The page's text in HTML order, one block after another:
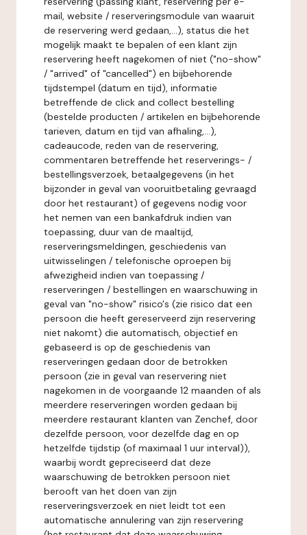
mail, website / reserveringsmodule van waaruit
de reservering werd gedaan,...), status die het
mogelijk maakt te bepalen of een klant zijn
reservering heeft nagekomen of niet ("no-show"
/ "arrived" of "cancelled") en bijbehorende
tijdstempel (datum en tijd), informatie
betreffende de click and collect bestelling
(bestelde producten / artikelen en bijbehorende
tarieven, datum en tijd van afhaling,...),
cadeaucode, reden van de reservering,
commentaren betreffende het reserverings- /
bestellingsverzoek, betaalgegevens (in het
bijzonder in geval van vooruitbetaling gevraagd
door het restaurant) of gegevens nodig voor
het nemen van een bankafdruk indien van
toepassing, duur van de maaltijd,
reserveringsmeldingen, geschiedenis van
uitwisselingen / telefonische oproepen bij
afwezigheid indien van toepassing /
reserveringen / bestellingen en waarschuwing in
geval van "no-show" risico's (zie risico dat een
persoon die heeft gereserveerd zijn reservering
niet nakomt) die automatisch, objectief en
gebaseerd is op de geschiedenis van
reserveringen gedaan door de betrokken
persoon (zie in geval van reservering niet
nagekomen in de voorgaande 12 maanden of als
meerdere reserveringen worden gedaan bij
meerdere restaurant klanten van Zenchef, door
dezelfde persoon, voor dezelfde dag en op
hetzelfde tijdstip (of maximaal 1 uur interval)),
waarbij wordt gepreciseerd dat deze
waarschuwing de betrokken persoon niet
berooft van het doen van zijn
reserveringsverzoek en niet leidt tot een
automatische annulering van zijn reservering